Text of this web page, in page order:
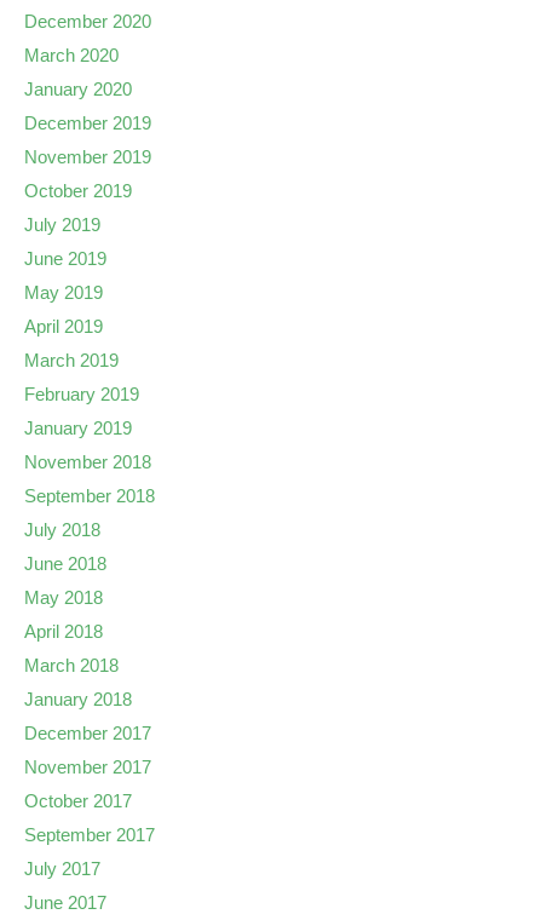
December 2020
March 2020
January 2020
December 2019
November 2019
October 2019
July 2019
June 2019
May 2019
April 2019
March 2019
February 2019
January 2019
November 2018
September 2018
July 2018
June 2018
May 2018
April 2018
March 2018
January 2018
December 2017
November 2017
October 2017
September 2017
July 2017
June 2017